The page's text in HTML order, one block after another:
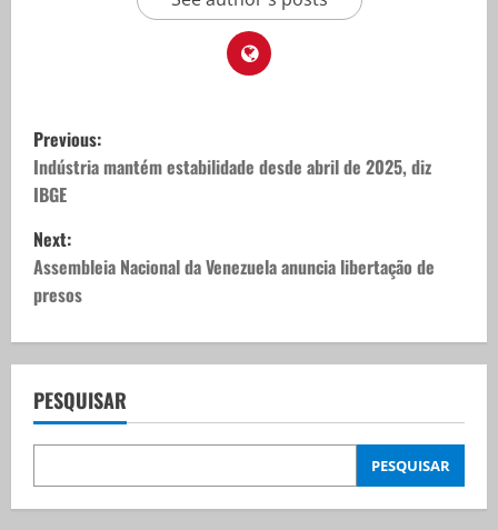
P
o
s
t
n
a
v
i
g
Previous:
Indústria mantém estabilidade desde abril de 2025, diz
IBGE
Next:
Assembleia Nacional da Venezuela anuncia libertação de
presos
PESQUISAR
PESQUISAR